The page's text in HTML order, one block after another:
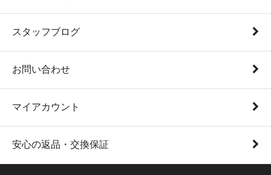
スタッフブログ
お問い合わせ
マイアカウント
安心の返品・交換保証